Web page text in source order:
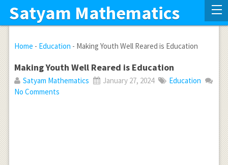
Satyam Mathematics
Home - Education - Making Youth Well Reared is Education
Making Youth Well Reared is Education
Satyam Mathematics January 27, 2024
Education
No Comments